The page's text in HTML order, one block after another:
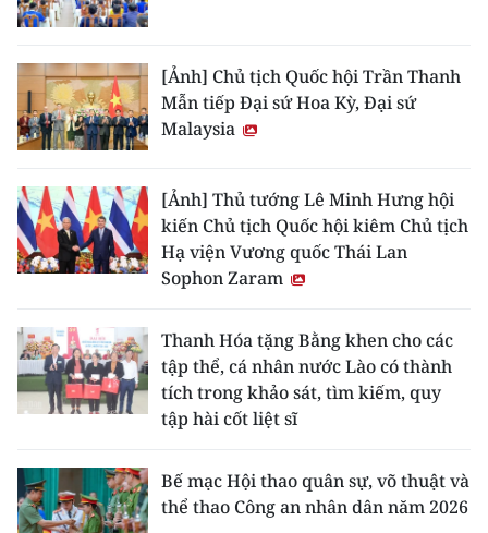
[Ảnh] Chủ tịch Quốc hội Trần Thanh
Mẫn tiếp Đại sứ Hoa Kỳ, Đại sứ
Malaysia
[Ảnh] Thủ tướng Lê Minh Hưng hội
kiến Chủ tịch Quốc hội kiêm Chủ tịch
Hạ viện Vương quốc Thái Lan
Sophon Zaram
Thanh Hóa tặng Bằng khen cho các
tập thể, cá nhân nước Lào có thành
tích trong khảo sát, tìm kiếm, quy
tập hài cốt liệt sĩ
Bế mạc Hội thao quân sự, võ thuật và
thể thao Công an nhân dân năm 2026